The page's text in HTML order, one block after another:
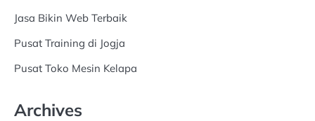
Jasa Bikin Web Terbaik
Pusat Training di Jogja
Pusat Toko Mesin Kelapa
Archives